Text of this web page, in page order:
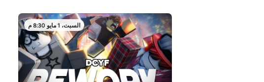
السبت، 1 مايو 8:30 م